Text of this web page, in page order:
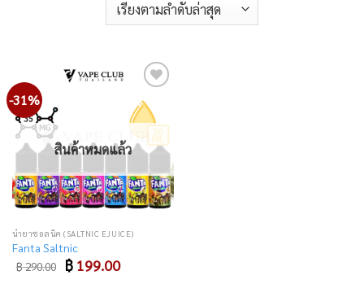
-31%
to
wishlist
สินค้าหมดแล้ว
น้ำยาซอลนิค (SALTNIC EJUICE)
Fanta Saltnic
฿290.00 Original
price
฿ 199.00Current
price